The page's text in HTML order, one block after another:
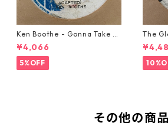
Ken Boothe - Gonna Take A
Miracle【7-21362】
¥4,066
5%OFF
The
【7-
その他の商品